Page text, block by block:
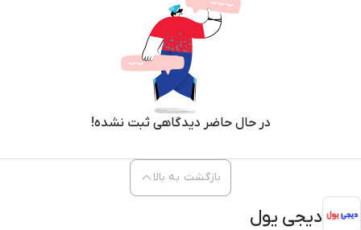
در حال حاضر دیدگاهی ثبت نشده!
دیجی یول
بازگشت به بالا